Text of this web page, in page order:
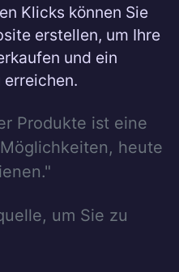
Klicks können Sie
erstellen, um Ihre
und ein
Produkte ist eine
heute
um Sie zu